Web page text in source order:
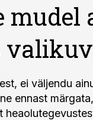
mudel
ei väljendu
ennast